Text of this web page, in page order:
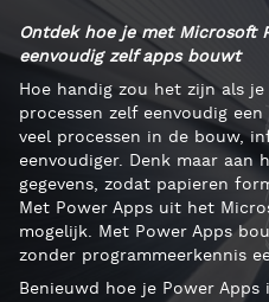
Ontdek hoe je met Microsoft
eenvoudig zelf apps bouwt
Hoe handig zou het zijn als
processen zelf eenvoudig
veel processen in de bouw,
eenvoudiger. Denk maar aan
gegevens, zodat papieren
Met Power Apps uit het
mogelijk. Met Power Apps
zonder programmeerkennis
Benieuwd hoe je Power